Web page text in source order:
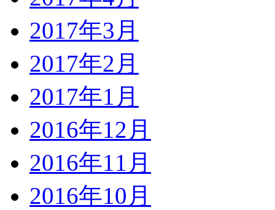
2017年3月
2017年2月
2017年1月
2016年12月
2016年11月
2016年10月